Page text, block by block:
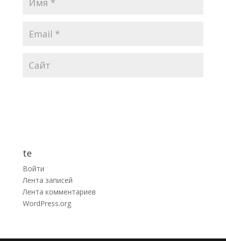
te
Войти
Лента записей
Лента комментариев
WordPress.org